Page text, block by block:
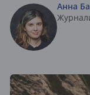
Анна